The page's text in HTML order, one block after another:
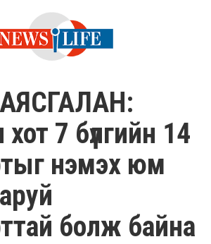
7 бүлгийн 14
нэмэх юм
болж байна